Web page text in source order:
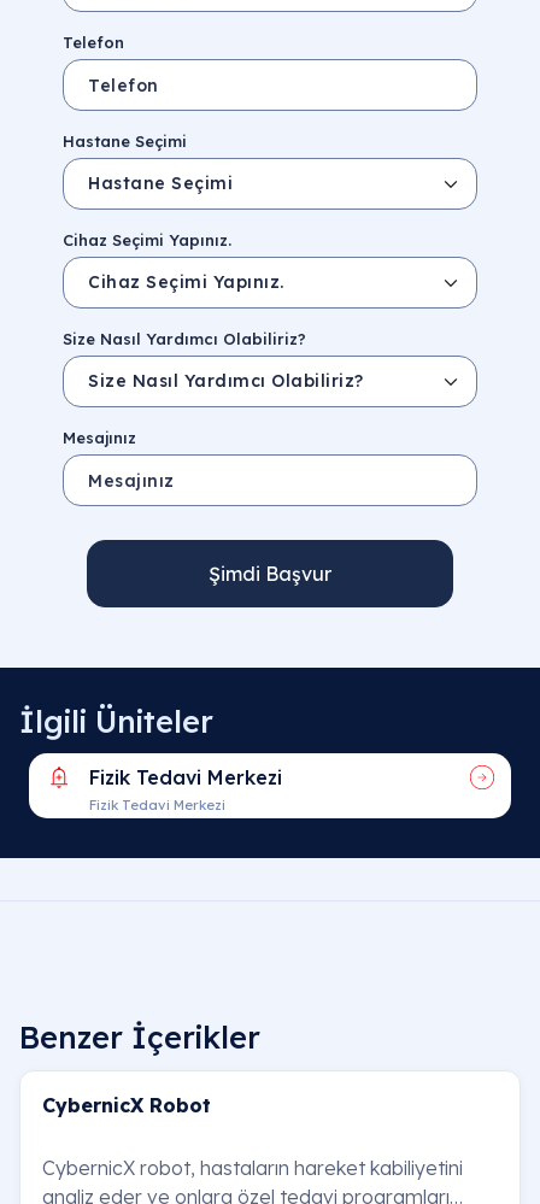
Telefon
Hastane Seçimi
Cihaz Seçimi Yapınız.
Size Nasıl Yardımcı Olabiliriz?
Mesajınız
Şimdi Başvur
İlgili Üniteler
Fizik Tedavi Merkezi
Fizik Tedavi Merkezi
Benzer İçerikler
CybernicX Robot
CybernicX robot, hastaların hareket kabiliyetini
analiz eder ve onlara özel tedavi programları